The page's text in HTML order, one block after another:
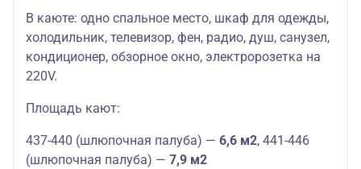
В каюте: одно спальное место, шкаф для одежды,
холодильник, телевизор, фен, радио, душ, санузел,
кондиционер, обзорное окно, электророзетка на
220V.
Площадь кают:
437-440 (шлюпочная палуба) — 6,6 м2, 441-446
(шлюпочная палуба) — 7,9 м2